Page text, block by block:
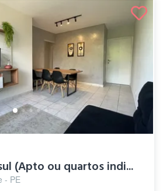
(Apto ou quartos indi...
- PE